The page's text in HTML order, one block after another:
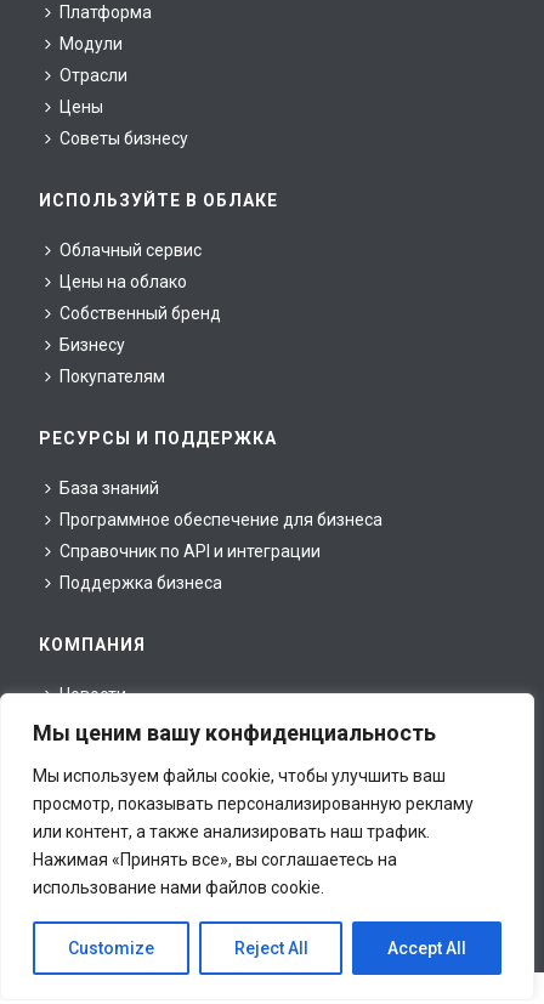
Мы ценим вашу конфиденциальность
Мы используем файлы cookie, чтобы улучшить ваш
просмотр, показывать персонализированную рекламу
или контент, а также анализировать наш трафик.
Нажимая «Принять все», вы соглашаетесь на
использование нами файлов cookie.
Customize Reject All Accept All
Платформа
Модули
Отрасли
Цены
Советы бизнесу
ИСПОЛЬЗУЙТЕ В ОБЛАКЕ
Облачный сервис
Цены на облако
Собственный бренд
Бизнесу
Покупателям
РЕСУРСЫ И ПОДДЕРЖКА
База знаний
Программное обеспечение для бизнеса
Справочник по API и интеграции
Поддержка бизнеса
КОМПАНИЯ
Новости
О нас
Для прессы
Юридическая информация
Контакты
Terms of Service
apply.